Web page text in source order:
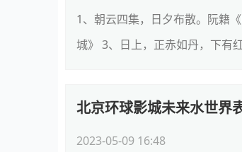
1、朝云四集，日夕布散。阮籍
城》 3、日上，正赤如丹，下有
北京环球影城未来水世界
2023-05-09 16:48